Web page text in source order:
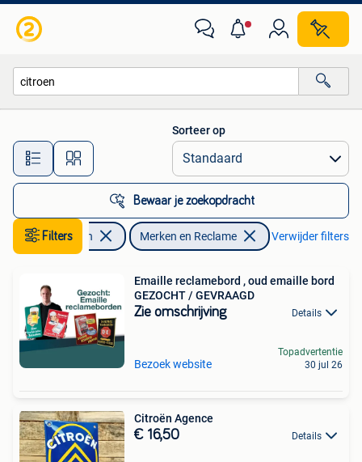
Alle afstanden…
Sorteer op
Bewaar je zoekopdracht
Filters
Verzamelen Merken en Reclame Verwijder filters
Emaille reclamebord , oud emaille bord
GEZOCHT / GEVRAAGD
Zie omschrijving Details
Bezoek website
Topadvertentie
30 jul 26
Citroën Agence
€ 16,50 Details